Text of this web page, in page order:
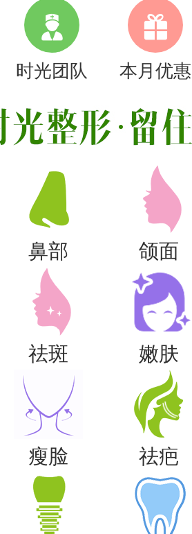
时光团队 本月优惠
鼻部 颌面
祛斑 嫩肤
瘦脸 祛疤